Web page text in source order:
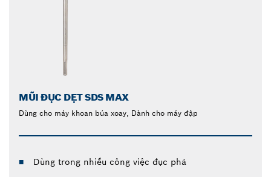
MŨI ĐỤC DẸT SDS MAX
Dùng cho máy khoan búa xoay, Dành cho máy đập
Dùng trong nhiều công việc đục phá